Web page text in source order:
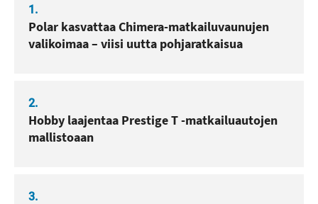
1.
Polar kasvattaa Chimera-matkailuvaunujen
valikoimaa – viisi uutta pohjaratkaisua
2.
Hobby laajentaa Prestige T -matkailuautojen
mallistoaan
3.